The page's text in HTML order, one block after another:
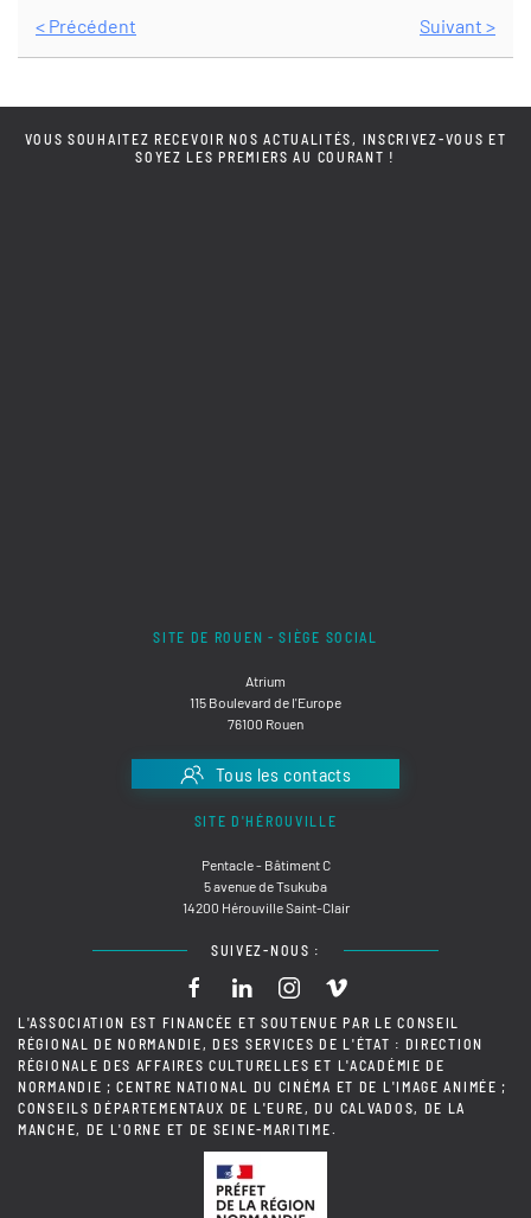
< Précédent Suivant >
VOUS SOUHAITEZ RECEVOIR NOS ACTUALITÉS, INSCRIVEZ-VOUS ET
SOYEZ LES PREMIERS AU COURANT !
SITE DE ROUEN - SIÈGE SOCIAL
Atrium
115 Boulevard de l'Europe
76100 Rouen
Tous les contacts
SITE D'HÉROUVILLE
Pentacle - Bâtiment C
5 avenue de Tsukuba
14200 Hérouville Saint-Clair
SUIVEZ-NOUS :
L'ASSOCIATION EST FINANCÉE ET SOUTENUE PAR LE CONSEIL
RÉGIONAL DE NORMANDIE, DES SERVICES DE L'ÉTAT : DIRECTION
RÉGIONALE DES AFFAIRES CULTURELLES ET L'ACADÉMIE DE
NORMANDIE ; CENTRE NATIONAL DU CINÉMA ET DE L'IMAGE ANIMÉE ;
CONSEILS DÉPARTEMENTAUX DE L'EURE, DU CALVADOS, DE LA
MANCHE, DE L'ORNE ET DE SEINE-MARITIME.